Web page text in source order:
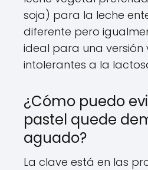
soja) para la leche
diferente pero
ideal para una
intolerantes a la
¿Cómo puedo
pastel quede
aguado?
La clave está en las